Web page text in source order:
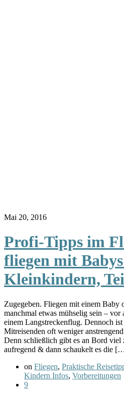
Mai 20, 2016
Profi-Tipps im
fliegen mit
Kleinkindern,
Zugegeben. Fliegen mit einem Baby
manchmal etwas mühselig sein –
einem Langstreckenflug. Dennoch
Mitreisenden oft weniger
Denn schließlich gibt es an Bord viel
aufregend & dann schaukelt es die
on Fliegen, Praktische
Kindern Infos, Vorbereitungen
9